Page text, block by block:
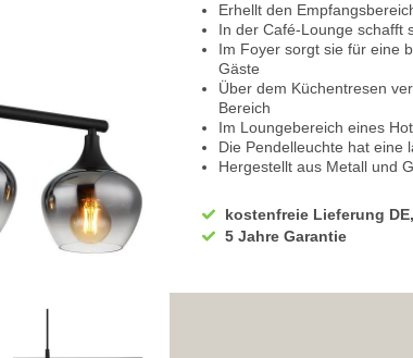
Erhellt den
In der Café-Lounge schafft
Im Foyer sorgt sie für eine
Gäste
Über dem Küchentresen
Bereich
Im Loungebereich eines
Die Pendelleuchte hat eine
Hergestellt aus Metall und
Für den Betrieb beträgt
Eignet sich für den
Und ist mit Schutzklasse 1
kostenfreie Lieferung
5 Jahre Garantie